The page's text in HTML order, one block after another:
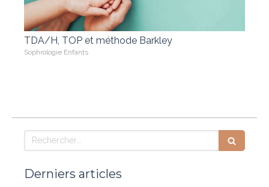
TDA/H, TOP et méthode Barkley
Sophrologie Enfants
Rechercher
Derniers articles